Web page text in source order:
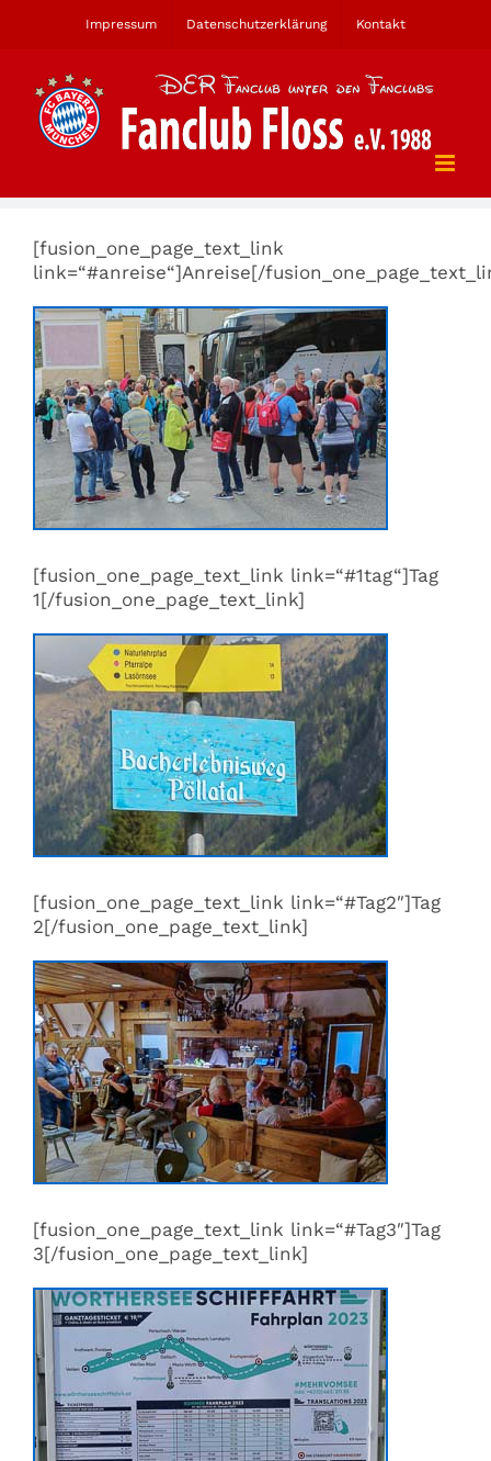
Impressum Datenschutzerklärung Kontakt
[fusion_one_page_text_link
link=“#anreise“]Anreise[/
[fusion_one_page_text_link link=“#1tag“]Tag
1[/fusion_one_page_text_link]
[fusion_one_page_text_link link=“#Tag2″]Tag
2[/fusion_one_page_text_link]
[fusion_one_page_text_link link=“#Tag3″]Tag
3[/fusion_one_page_text_link]